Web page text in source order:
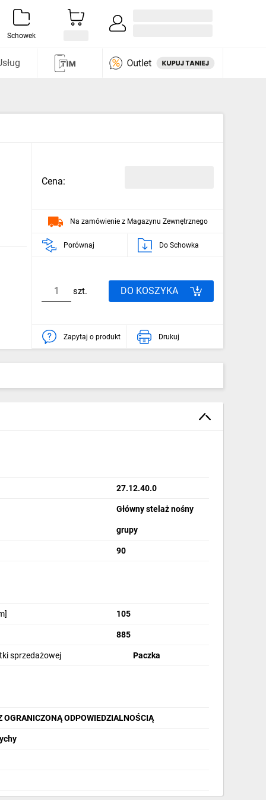
Schowek
Cena:
Na zamówienie z Magazynu Zewnętrznego
Porównaj Do Schowka
szt. DO KOSZYKA
Zapytaj o produkt Drukuj
27.12.40.0
Główny stelaż nośny
grupy
90
105
885
sprzedażowej Paczka
OGRANICZONĄ ODPOWIEDZIALNOŚCIĄ